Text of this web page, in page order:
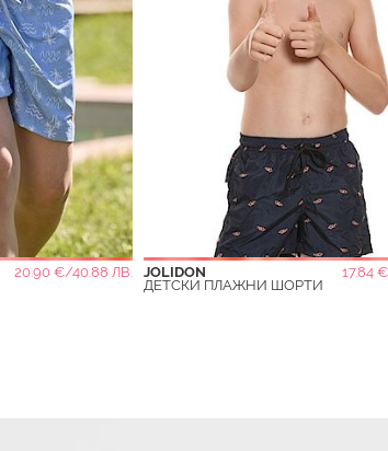
20.90 €/40.88 ЛВ.
JOLIDON
17.84
ДЕТСКИ ПЛАЖНИ ШОРТИ